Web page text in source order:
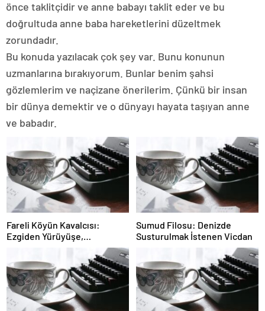
önce taklitçidir ve anne babayı taklit eder ve bu
doğrultuda anne baba hareketlerini düzeltmek
zorundadır.
Bu konuda yazılacak çok şey var. Bunu konunun
uzmanlarına bırakıyorum. Bunlar benim şahsi
gözlemlerim ve naçizane önerilerim. Çünkü bir insan
bir dünya demektir ve o dünyayı hayata taşıyan anne
ve babadır.
Fareli Köyün Kavalcısı:
Ezgiden Yürüyüşe,
Yürüyüşten Sessizliğe
Sumud Filosu: Denizde
Susturulmak İstenen Vicdan